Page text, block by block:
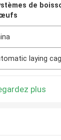
de
laying
plus